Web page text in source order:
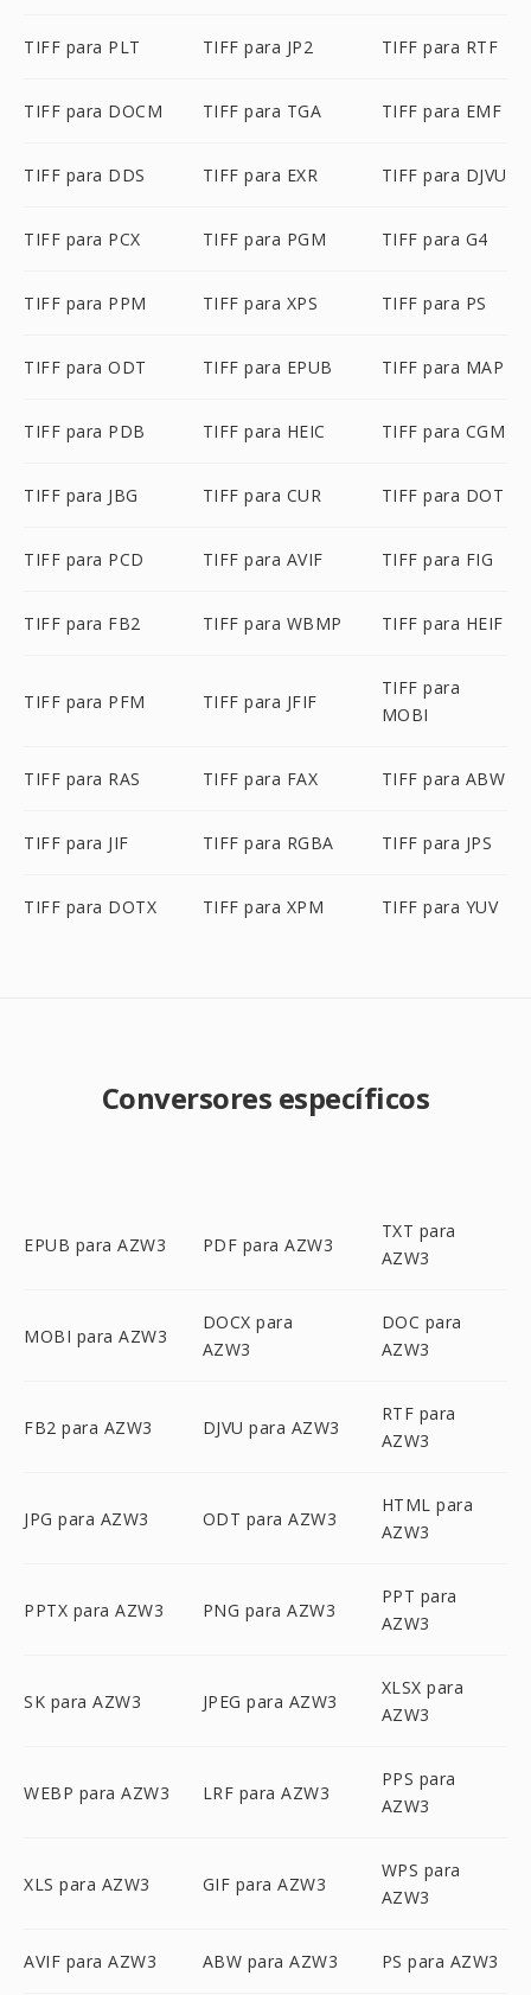
TIFF para PLT TIFF para JP2 TIFF para RTF
TIFF para DOCM TIFF para TGA TIFF para EMF
TIFF para DDS TIFF para EXR TIFF para DJVU
TIFF para PCX TIFF para PGM TIFF para G4
TIFF para PPM TIFF para XPS TIFF para PS
TIFF para ODT TIFF para EPUB TIFF para MAP
TIFF para PDB TIFF para HEIC TIFF para CGM
TIFF para JBG TIFF para CUR TIFF para DOT
TIFF para PCD TIFF para AVIF TIFF para FIG
TIFF para FB2 TIFF para WBMP TIFF para HEIF
TIFF para PFM TIFF para JFIF
TIFF para
MOBI
TIFF para RAS TIFF para FAX TIFF para ABW
TIFF para JIF TIFF para RGBA TIFF para JPS
TIFF para DOTX TIFF para XPM TIFF para YUV
Conversores específicos
EPUB para AZW3 PDF para AZW3
TXT para
AZW3
MOBI para AZW3
DOCX para
AZW3
DOC para
AZW3
FB2 para AZW3 DJVU para AZW3
RTF para
AZW3
JPG para AZW3 ODT para AZW3
HTML para
AZW3
PPTX para AZW3 PNG para AZW3
PPT para
AZW3
SK para AZW3 JPEG para AZW3
XLSX para
AZW3
WEBP para AZW3 LRF para AZW3
PPS para
AZW3
XLS para AZW3 GIF para AZW3
WPS para
AZW3
AVIF para AZW3 ABW para AZW3 PS para AZW3